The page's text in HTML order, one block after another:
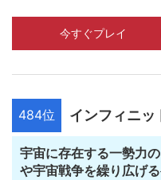
今すぐプレイ
484位 インフィニッ
宇宙に存在する一勢力
や宇宙戦争を繰り広げ